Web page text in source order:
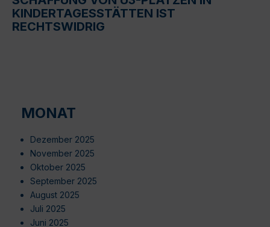
KINDERTAGESSTÄTTEN IST
RECHTSWIDRIG
MONAT
Dezember 2025
November 2025
Oktober 2025
September 2025
August 2025
Juli 2025
Juni 2025